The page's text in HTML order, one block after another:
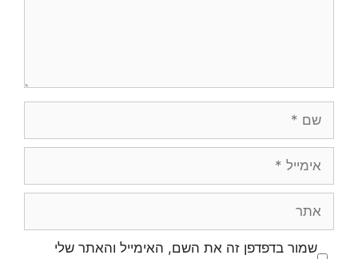
שמור בדפדפן זה את השם, האימייל והאתר שלי